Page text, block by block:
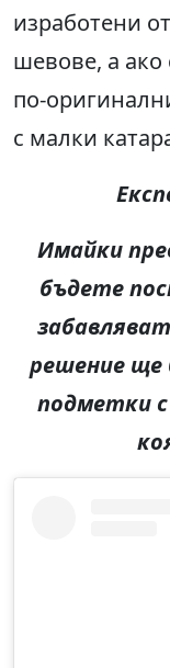
изработени
шевове, а
по-
с малки
Имайки
бъдете
решение ще
подметки